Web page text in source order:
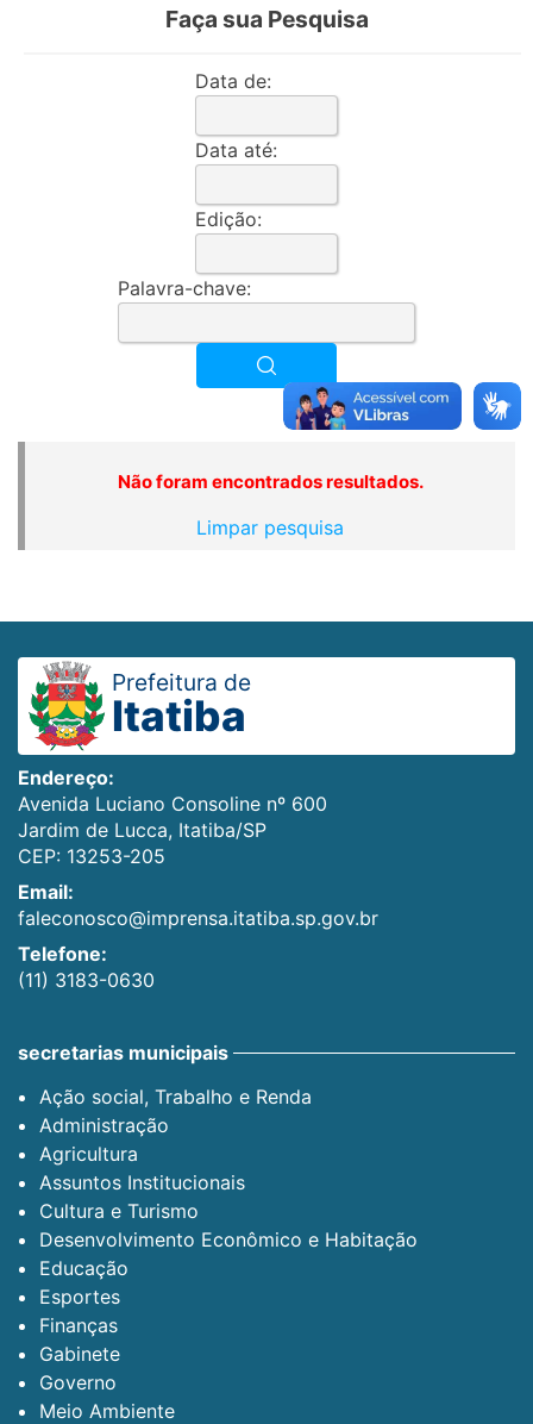
Faça sua Pesquisa
Data de:
Data até:
Edição:
Palavra-chave:
Não foram encontrados resultados.
Limpar pesquisa
Prefeitura de
Itatiba
Endereço:
Avenida Luciano Consoline nº 600
Jardim de Lucca, Itatiba/SP
CEP: 13253-205
Email:
faleconosco@imprensa.itatiba.sp.gov.br
Telefone:
(11) 3183-0630
secretarias municipais
Ação social, Trabalho e Renda
Administração
Agricultura
Assuntos Institucionais
Cultura e Turismo
Desenvolvimento Econômico e Habitação
Educação
Esportes
Finanças
Gabinete
Governo
Meio Ambiente